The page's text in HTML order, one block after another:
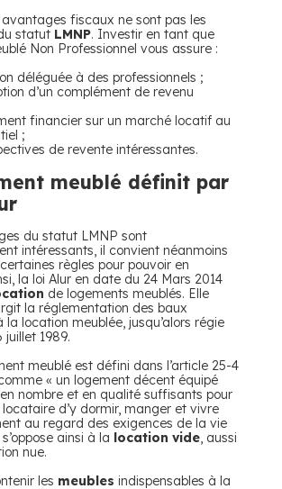
avantages fiscaux ne sont pas les
statut LMNP. Investir en tant que
Non Professionnel vous assure :
déléguée à des professionnels ;
d’un complément de revenu
financier sur un marché locatif au
;
de revente intéressantes.
meublé définit par
du statut LMNP sont
intéressants, il convient néanmoins
règles pour pouvoir en
la loi Alur en date du 24 Mars 2014
de logements meublés. Elle
la réglementation des baux
la location meublée, jusqu’alors régie
1989.
meublé est défini dans l’article 25-4
« un logement décent équipé
en nombre et en qualité suffisants pour
d’y dormir, manger et vivre
au regard des exigences de la vie
ainsi à la location vide, aussi
nue.
les meubles indispensables à la